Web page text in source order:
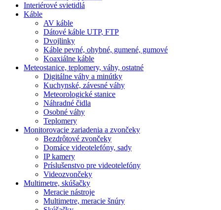
Interiérové svietidlá
Káble
AV káble
Dátové káble UTP, FTP
Dvojlinky
Káble pevné, ohybné, gumené, gumové
Koaxiálne káble
Meteostanice, teplomery, váhy, ostatné
Digitálne váhy a minútky
Kuchynské, závesné váhy
Meteorologické stanice
Náhradné čidla
Osobné váhy
Teplomery
Monitorovacie zariadenia a zvončeky
Bezdrôtové zvončeky
Domáce videotelefóny, sady
IP kamery
Príslušenstvo pre videotelefóny
Videozvončeky
Multimetre, skúšačky
Meracie nástroje
Multimetre, meracie šnúry